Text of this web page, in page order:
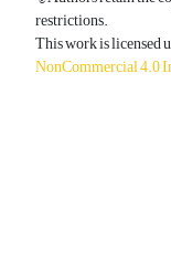
restrictions.
This work is licensed
NonCommercial 4.0